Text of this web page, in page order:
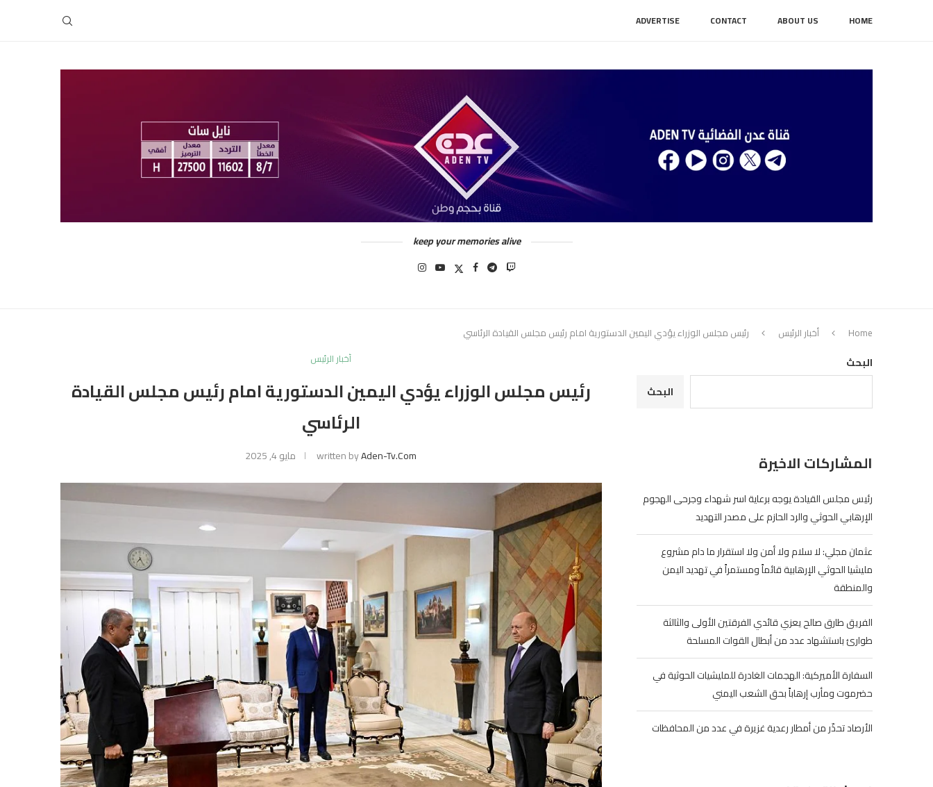
HOME
ABOUT US
CONTACT
ADVERTISE
keep your memories alive
Home أخبار الرئيس
رئيس مجلس الوزراء يؤدي اليمين الدستورية امام رئيس مجلس القيادة الرئاسي
أخبار الرئيس
رئيس مجلس الوزراء يؤدي اليمين الدستورية امام رئيس مجلس القيادة
الرئاسي
written byAden-Tv.com مايو 4, 2025
البحث
البحث
المشاركات الاخيرة
رئيس مجلس القيادة يوجه برعاية اسر شهداء وجرحى الهجوم
الإرهابي الحوثي والرد الحازم على مصدر التهديد
عثمان مجلي: لا سلام ولا أمن ولا استقرار ما دام مشروع
مليشيا الحوثي الإرهابية قائماً ومستمراً في تهديد اليمن
والمنطقة
الفريق طارق صالح يعزي قائدي الفرقتين الأولى والثالثة
طوارئ باستشهاد عدد من أبطال القوات المسلحة
السفارة الأميركية: الهجمات الغادرة للمليشيات الحوثية في
حضرموت ومأرب إرهاباً بحق الشعب اليمني
الأرصاد تحذّر من أمطار رعدية غزيرة في عدد من المحافظات